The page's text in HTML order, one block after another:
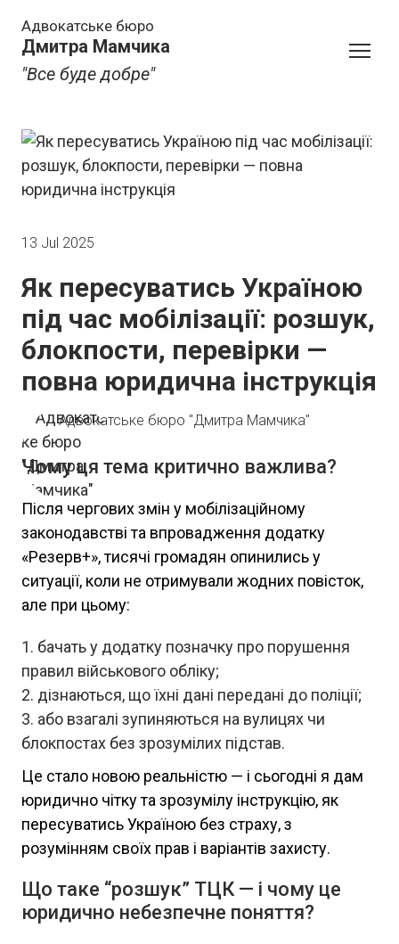
Адвокатське бюро
Дмитра Мамчика
"Все буде добре"
13 Jul 2025
Як пересуватись Україною
під час мобілізації: розшук,
блокпости, перевірки —
повна юридична інструкція
Адвокатське бюро "Дмитра Мамчика"
Чому ця тема критично важлива?
Після чергових змін у мобілізаційному
законодавстві та впровадження додатку
«Резерв+», тисячі громадян опинились у
ситуації, коли не отримували жодних повісток,
але при цьому:
бачать у додатку позначку про порушення
правил військового обліку;
дізнаються, що їхні дані передані до поліції;
або взагалі зупиняються на вулицях чи
блокпостах без зрозумілих підстав.
Це стало новою реальністю — і сьогодні я дам
юридично чітку та зрозумілу інструкцію, як
пересуватись Україною без страху, з
розумінням своїх прав і варіантів захисту.
Що таке “розшук” ТЦК — і чому це
юридично небезпечне поняття?